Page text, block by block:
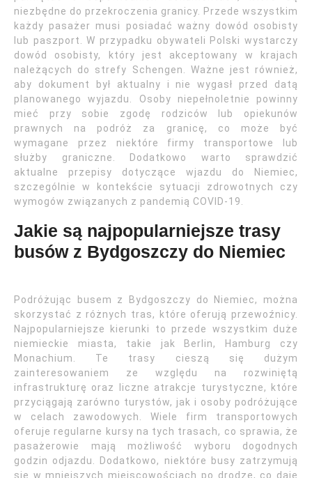
niezbędne do przekroczenia granicy. Przede wszystkim
każdy pasażer musi posiadać ważny dowód osobisty
lub paszport. W przypadku obywateli Polski wystarczy
dowód osobisty, który jest akceptowany w krajach
należących do strefy Schengen. Ważne jest również,
aby dokument był aktualny i nie wygasł przed datą
planowanego wyjazdu. Osoby niepełnoletnie powinny
mieć przy sobie zgodę rodziców lub opiekunów
prawnych na podróż za granicę, co może być
wymagane przez niektóre firmy transportowe lub
służby graniczne. Dodatkowo warto sprawdzić
aktualne przepisy dotyczące wjazdu do Niemiec,
szczególnie w kontekście sytuacji zdrowotnych czy
wymogów związanych z pandemią COVID-19.
Jakie są najpopularniejsze trasy
busów z Bydgoszczy do Niemiec
Podróżując busem z Bydgoszczy do Niemiec, można
skorzystać z różnych tras, które oferują przewoźnicy.
Najpopularniejsze kierunki to przede wszystkim duże
niemieckie miasta, takie jak Berlin, Hamburg czy
Monachium. Te trasy cieszą się dużym
zainteresowaniem ze względu na rozwiniętą
infrastrukturę oraz liczne atrakcje turystyczne, które
przyciągają zarówno turystów, jak i osoby podróżujące
w celach zawodowych. Wiele firm transportowych
oferuje regularne kursy na tych trasach, co sprawia, że
pasażerowie mają możliwość wyboru dogodnych
godzin odjazdu. Dodatkowo, niektóre busy zatrzymują
się w mniejszych miejscowościach po drodze, co daje